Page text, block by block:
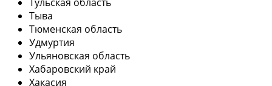
Тыва
Тюменская область
Удмуртия
Ульяновская область
Хабаровский край
Хакасия